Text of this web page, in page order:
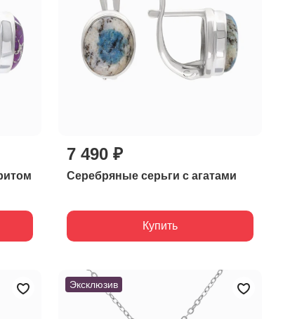
7 490 ₽
Серебряные серьги с агатами
Купить
Эксклюзив